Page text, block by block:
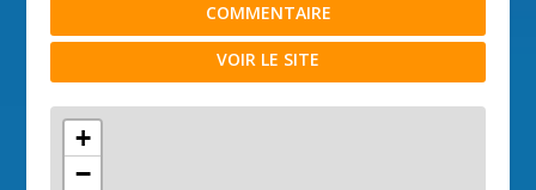
COMMENTAIRE
VOIR LE SITE
+
−